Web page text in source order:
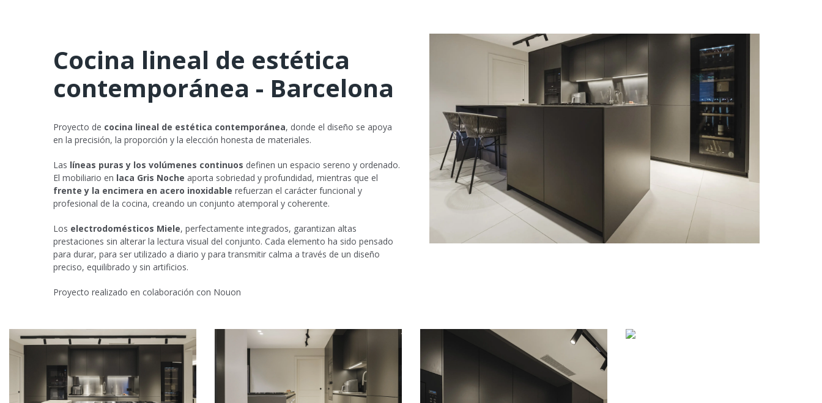
Cocina lineal de estética
contemporánea - Barcelona
Proyecto de cocina lineal de estética contemporánea, donde el diseño se apoya
en la precisión, la proporción y la elección honesta de materiales.
Las líneas puras y los volúmenes continuos definen un espacio sereno y ordenado.
El mobiliario en laca Gris Noche aporta sobriedad y profundidad, mientras que el
frente y la encimera en acero inoxidable refuerzan el carácter funcional y
profesional de la cocina, creando un conjunto atemporal y coherente.
Los electrodomésticos Miele, perfectamente integrados, garantizan altas
prestaciones sin alterar la lectura visual del conjunto. Cada elemento ha sido pensado
para durar, para ser utilizado a diario y para transmitir calma a través de un diseño
preciso, equilibrado y sin artificios.
Proyecto realizado en colaboración con Nouon